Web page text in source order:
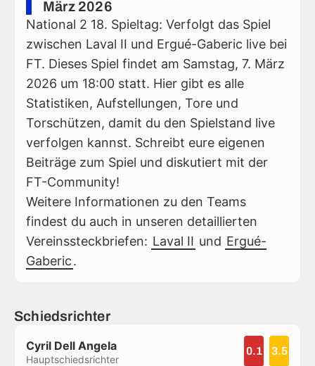
März 2026
National 2 18. Spieltag: Verfolgt das Spiel
zwischen Laval II und Ergué-Gaberic live bei
FT. Dieses Spiel findet am Samstag, 7. März
2026 um 18:00 statt. Hier gibt es alle
Statistiken, Aufstellungen, Tore und
Torschützen, damit du den Spielstand live
verfolgen kannst. Schreibt eure eigenen
Beiträge zum Spiel und diskutiert mit der
FT-Community!
Weitere Informationen zu den Teams
findest du auch in unseren detaillierten
Vereinssteckbriefen: Laval II und Ergué-
Gaberic.
Schiedsrichter
Cyril Dell Angela
Hauptschiedsrichter
0.1 3.5